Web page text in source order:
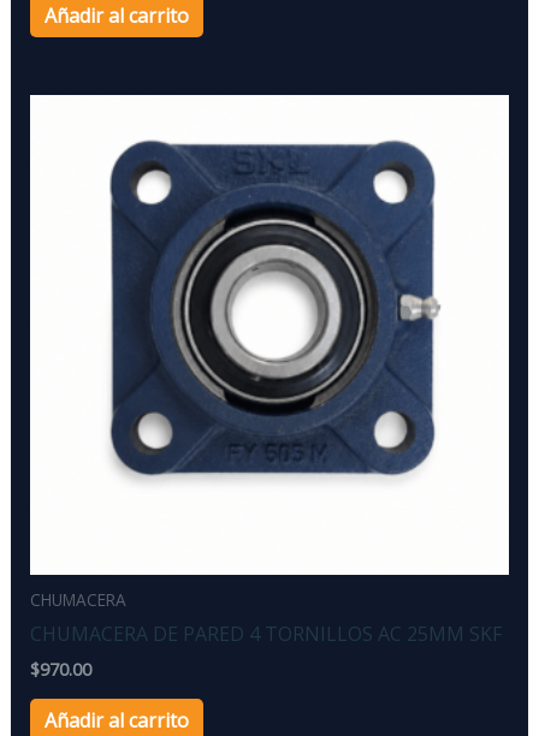
Añadir al carrito
CHUMACERA
CHUMACERA DE PARED 4 TORNILLOS AC 25MM SKF
$970.00
Añadir al carrito